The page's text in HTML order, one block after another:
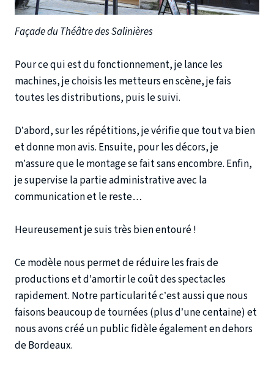
Façade du Théâtre des Salinières
Pour ce qui est du fonctionnement, je lance les
machines, je choisis les metteurs en scène, je fais
toutes les distributions, puis le suivi.
D’abord, sur les répétitions, je vérifie que tout va bien
et donne mon avis. Ensuite, pour les décors, je
m’assure que le montage se fait sans encombre. Enfin,
je supervise la partie administrative avec la
communication et le reste…
Heureusement je suis très bien entouré !
Ce modèle nous permet de réduire les frais de
productions et d’amortir le coût des spectacles
rapidement. Notre particularité c’est aussi que nous
faisons beaucoup de tournées (plus d’une centaine) et
nous avons créé un public fidèle également en dehors
de Bordeaux.